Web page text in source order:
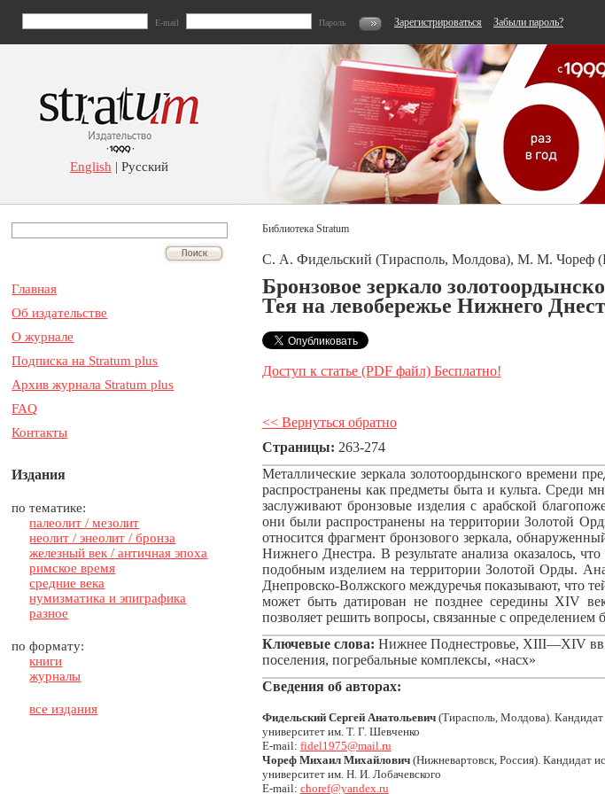
E-mail Пароль Зарегистрироваться Забыли пароль?
English | Русский
Главная
Об издательстве
О журнале
Подписка на Stratum plus
Архив журнала Stratum plus
FAQ
Контакты
Издания
по тематике:
палеолит / мезолит
неолит / энеолит / бронза
железный век / античная эпоха
римское время
средние века
нумизматика и эпиграфика
разное
по формату:
книги
журналы
все издания
Библиотека Stratum
С. А. Фидельский (Тирасполь, Молдова), М. М. Чореф
Бронзовое зеркало
Тея на левобережье Нижнего
Доступ к статье (PDF файл) Бесплатно!
<< Вернуться обратно
Страницы: 263-274
Металлические зеркала золотоордынского времени
распространены как предметы быта и культа. Среди
заслуживают бронзовые изделия с арабской
они были распространены на территории Золотой
относится фрагмент бронзового зеркала,
Нижнего Днестра. В результате анализа оказалось,
подобным изделием на территории Золотой Орды.
Днепровско-Волжского междуречья показывают, что
может быть датирован не позднее середины XIV
позволяет решить вопросы, связанные с определением
Ключевые слова: Нижнее Поднестровье, XIII—XIV вв.,
поселения, погребальные комплексы, «насх»
Сведения об авторах:
Фидельский Сергей Анатольевич(Тирасполь, Молдова). Кандидат
университет им. Т. Г. Шевченко
E-mail: fidel1975@mail.ru
Чореф Михаил Михайлович(Нижневартовск, Россия). Кандидат
университет им. Н. И. Лобачевского
E-mail: choref@yandex.ru